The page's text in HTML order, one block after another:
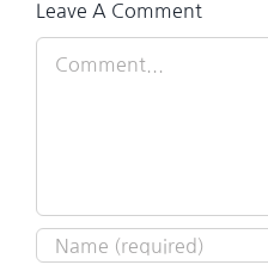
Leave A Comment